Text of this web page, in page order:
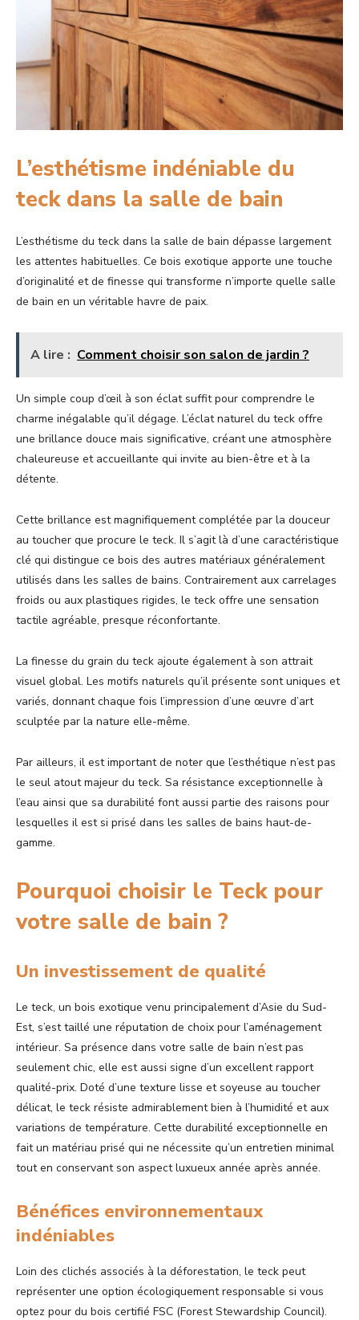
L’esthétisme indéniable du
teck dans la salle de bain
L’esthétisme du teck dans la salle de bain dépasse largement
les attentes habituelles. Ce bois exotique apporte une touche
d’originalité et de finesse qui transforme n’importe quelle salle
de bain en un véritable havre de paix.
A lire : Comment choisir son salon de jardin ?
Un simple coup d’œil à son éclat suffit pour comprendre le
charme inégalable qu’il dégage. L’éclat naturel du teck offre
une brillance douce mais significative, créant une atmosphère
chaleureuse et accueillante qui invite au bien-être et à la
détente.
Cette brillance est magnifiquement complétée par la douceur
au toucher que procure le teck. Il s’agit là d’une caractéristique
clé qui distingue ce bois des autres matériaux généralement
utilisés dans les salles de bains. Contrairement aux carrelages
froids ou aux plastiques rigides, le teck offre une sensation
tactile agréable, presque réconfortante.
La finesse du grain du teck ajoute également à son attrait
visuel global. Les motifs naturels qu’il présente sont uniques et
variés, donnant chaque fois l’impression d’une œuvre d’art
sculptée par la nature elle-même.
Par ailleurs, il est important de noter que l’esthétique n’est pas
le seul atout majeur du teck. Sa résistance exceptionnelle à
l’eau ainsi que sa durabilité font aussi partie des raisons pour
lesquelles il est si prisé dans les salles de bains haut-de-
gamme.
Pourquoi choisir le Teck pour
votre salle de bain ?
Un investissement de qualité
Le teck, un bois exotique venu principalement d’Asie du Sud-
Est, s’est taillé une réputation de choix pour l’aménagement
intérieur. Sa présence dans votre salle de bain n’est pas
seulement chic, elle est aussi signe d’un excellent rapport
qualité-prix. Doté d’une texture lisse et soyeuse au toucher
délicat, le teck résiste admirablement bien à l’humidité et aux
variations de température. Cette durabilité exceptionnelle en
fait un matériau prisé qui ne nécessite qu’un entretien minimal
tout en conservant son aspect luxueux année après année.
Bénéfices environnementaux
indéniables
Loin des clichés associés à la déforestation, le teck peut
représenter une option écologiquement responsable si vous
optez pour du bois certifié FSC (Forest Stewardship Council).